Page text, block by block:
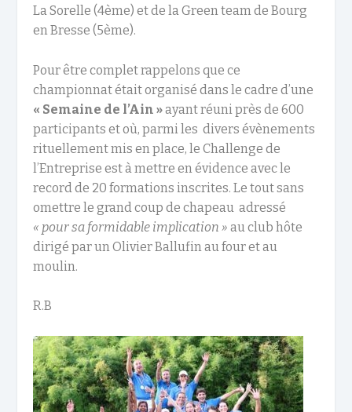
La Sorelle (4ème) et de la Green team de Bourg
en Bresse (5ème).
Pour être complet rappelons que ce
championnat était organisé dans le cadre d’une
« Semaine de l’Ain »ayant réuni près de 600
participants et où, parmi les divers évènements
rituellement mis en place, le Challenge de
l’Entreprise est à mettre en évidence avec le
record de 20 formations inscrites. Le tout sans
omettre le grand coup de chapeau adressé
« pour sa formidable implication » au club hôte
dirigé par un Olivier Ballufin au four et au
moulin.
R.B